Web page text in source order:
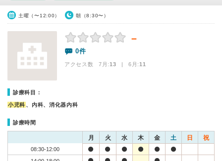
土曜（〜12:00） 朝（8:30〜）
－
0件
アクセス数 7月:13 | 6月:11
診療科目：
小児科 、内科、消化器内科
診療時間
月 火 水 木 金 土 日 祝
08:30-12:00